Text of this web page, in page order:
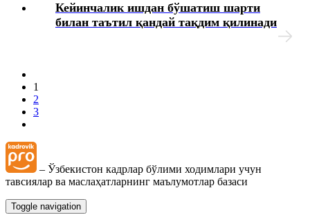
Кейинчалик ишдан бўшатиш шарти
билан таътил қандай тақдим қилинади
1
2
3
– Ўзбекистон кадрлар бўлими ходимлари учун
тавсиялар ва маслаҳатларнинг маълумотлар базаси
Toggle navigation